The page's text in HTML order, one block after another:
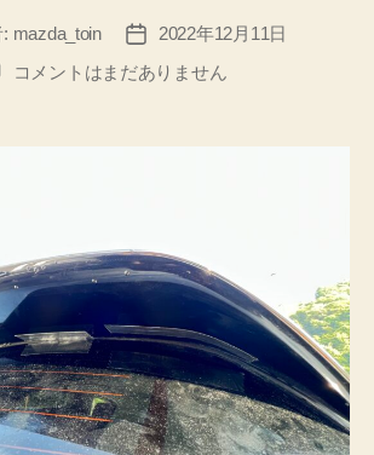
mazda_toin
投
稿
日
2022年12月11日
リ
ン
ー
フ
ス
ポ
イ
ラ
ー
に
コメントはまだありません